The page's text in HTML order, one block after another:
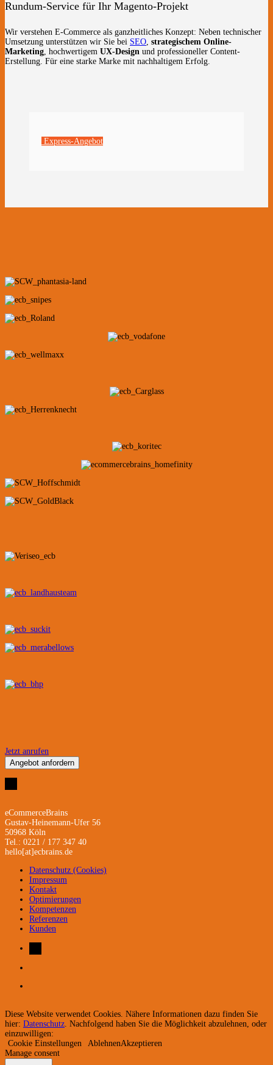
Rundum-Service für Ihr Magento-Projekt
Wir verstehen E-Commerce als ganzheitliches Konzept: Neben technischer
Umsetzung unterstützen wir Sie bei SEO, strategischem Online-
Marketing, hochwertigem UX-Design und professioneller Content-
Erstellung. Für eine starke Marke mit nachhaltigem Erfolg.
Express-Angebot
Jetzt anrufen
Angebot anfordern
eCommerceBrains
Gustav-Heinemann-Ufer 56
50968 Köln
Tel.: 0221 / 177 347 40
hello[at]ecbrains.de
Datenschutz (Cookies)
Impressum
Kontakt
Optimierungen
Kompetenzen
Referenzen
Kunden
Diese Website verwendet Cookies. Nähere Informationen dazu finden Sie
hier: Datenschutz. Nachfolgend haben Sie die Möglichkeit abzulehnen, oder
einzuwilligen:
Cookie Einstellungen
AblehnenAkzeptieren
Manage consent